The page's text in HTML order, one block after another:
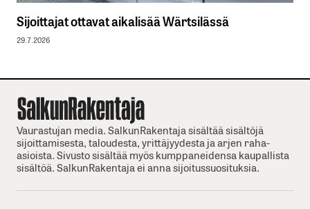
Sijoittajat ottavat aikalisää Wärtsilässä
29.7.2026
Vaurastujan media. SalkunRakentaja sisältää sisältöjä
sijoittamisesta, taloudesta, yrittäjyydesta ja arjen raha-
asioista. Sivusto sisältää myös kumppaneidensa kaupallista
sisältöä. SalkunRakentaja ei anna sijoitussuosituksia.